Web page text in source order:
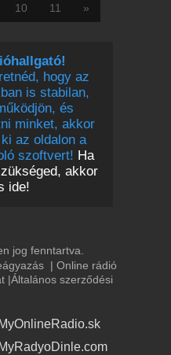
10 11 »
hogy az
is stabilan,
és
minket, akkor
az oldalon a
szoftvert! Ha
akkor
ide!
jog fenntartva.
| Online rádió
|Általános szerződési
MyOnlineRadio.sk
MyRadyoDinle.com